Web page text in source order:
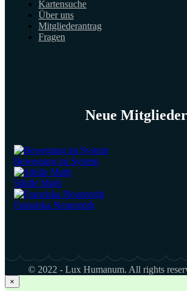
Kartensuche
Über uns
Mitgliederantrag
Fragen
Neue Mitglieder
Bewegung im System
Sibille Muth
Franziska Neuenroth
© 2022 - Lux Humanum. All rights
×